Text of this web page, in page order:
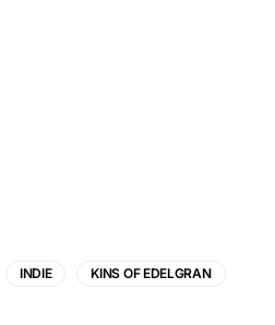
INDIE KINS OF EDELGRAN